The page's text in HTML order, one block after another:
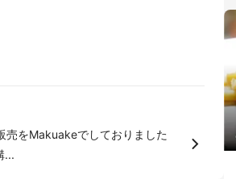
売をMakuakeでしておりました
...